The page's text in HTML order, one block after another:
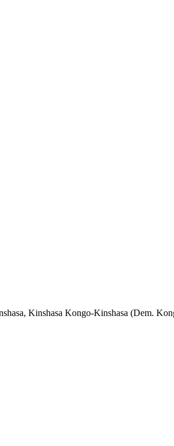
Kinshasa Kongo-Kinshasa (Dem.